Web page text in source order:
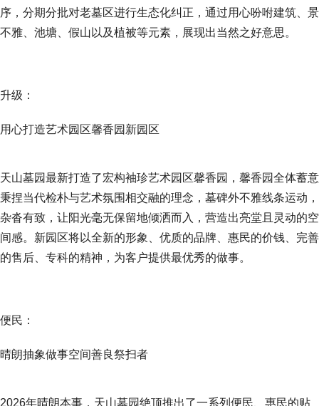
序，分期分批对老墓区进行生态化纠正，通过用心吩咐建筑、景
不雅、池塘、假山以及植被等元素，展现出当然之好意思。
升级：
用心打造艺术园区馨香园新园区
天山墓园最新打造了宏构袖珍艺术园区馨香园，馨香园全体蓄意
秉捏当代检朴与艺术氛围相交融的理念，墓碑外不雅线条运动，
杂沓有致，让阳光毫无保留地倾洒而入，营造出亮堂且灵动的空
间感。新园区将以全新的形象、优质的品牌、惠民的价钱、完善
的售后、专科的精神，为客户提供最优秀的做事。
便民：
晴朗抽象做事空间善良祭扫者
2026年晴朗本事，天山墓园绝顶推出了一系列便民、惠民的贴